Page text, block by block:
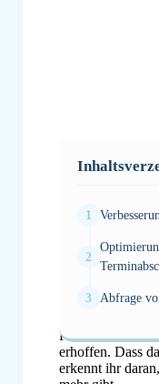
Abfrage
Wir haben ein
Kamera und der
erhoffen. Dass
erkennt ihr